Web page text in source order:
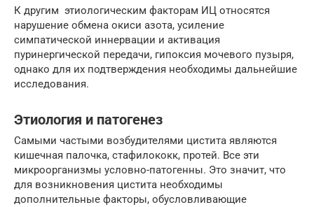
К другим этиологическим факторам ИЦ относятся
нарушение обмена окиси азота, усиление
симпатической иннервации и активация
пуринергической передачи, гипоксия мочевого пузыря,
однако для их подтверждения необходимы дальнейшие
исследования.
Этиология и патогенез
Самыми частыми возбудителями цистита являются
кишечная палочка, стафилококк, протей. Все эти
микроорганизмы условно-патогенны. Это значит, что
для возникновения цистита необходимы
дополнительные факторы, обусловливающие